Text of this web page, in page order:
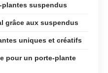
plantes suspendus
grâce aux suspendus
uniques et créatifs
pour un porte-plante